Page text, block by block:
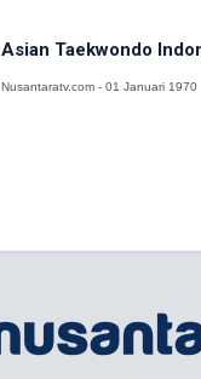
Asian Taekwondo
Nusantaratv.com - 01 Januari 1970